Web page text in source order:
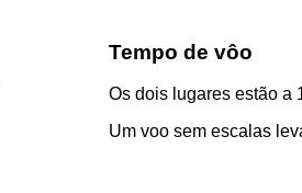
Tempo de vôo
Os dois lugares estão a
Um voo sem escalas